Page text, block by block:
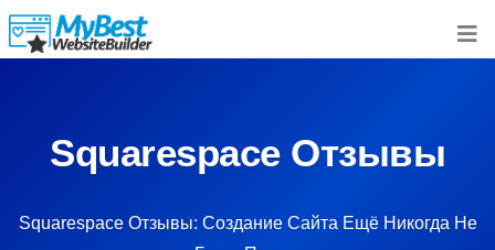
Squarespace Отзывы
Squarespace Отзывы: Создание Сайта Ещё Никогда Не